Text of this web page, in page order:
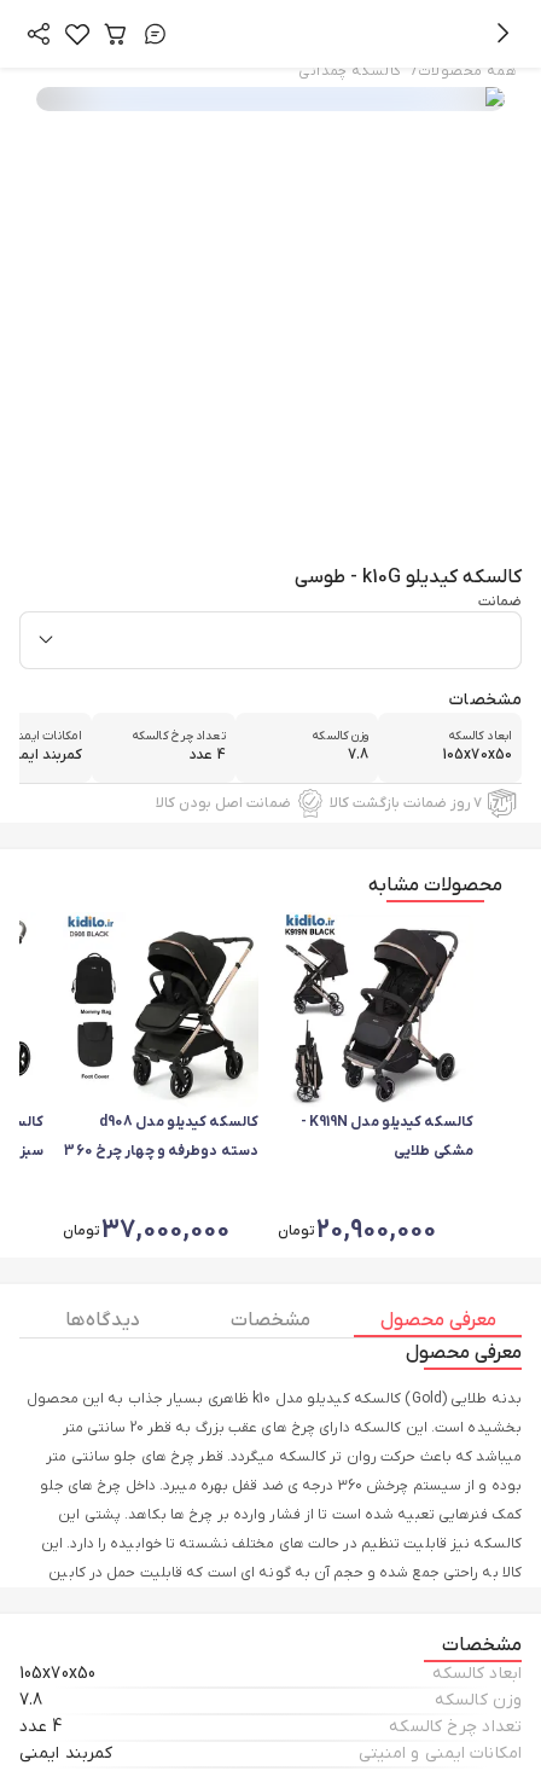
همه محصولات/ کالسکه چمدانی
کالسکه کیدیلو k10G - طوسی
ضمانت
مشخصات
ابعاد کالسکه
105x70x50
وزن کالسکه
7.8
تعداد چرخ کالسکه
4 عدد
امکانات ایمنی
کمربند ایمنی
۷ روز ضمانت بازگشت کالا ضمانت اصل بودن کالا
محصولات مشابه
کالسکه کیدیلو مدل K919N -
مشکی طلایی
20,900,000تومان
کالسکه کیدیلو مدل d908
دسته دوطرفه و چهار چرخ 360
37,000,000تومان
سبز
معرفی محصول مشخصات
دیدگاه ها
معرفی محصول
بدنه طلایی (Gold) کالسکه کیدیلو مدل k10 ظاهری بسیار جذاب به این محصول
بخشیده است. این کالسکه دارای چرخ های عقب بزرگ به قطر 20 سانتی متر
میباشد که باعث حرکت روان تر کالسکه میگردد. قطر چرخ های جلو سانتی متر
بوده و از سیستم چرخش 360 درجه ی ضد قفل بهره میبرد. داخل چرخ های جلو
کمک فنرهایی تعبیه شده است تا از فشار وارده بر چرخ ها بکاهد. پشتی این
کالسکه نیز قابلیت تنظیم در حالت های مختلف نشسته تا خوابیده را دارد. این
کالا به راحتی جمع شده و حجم آن به گونه ای است که قابلیت حمل در کابین
🚆قاب آلومینیومی زیبا و سبک و فوق العاده محکم
مشخصات
ابعاد کالسکه
105x70x50
وزن کالسکه
7.8
تعداد چرخ کالسکه
4 عدد
امکانات ایمنی و امنیتی
کمربند ایمنی